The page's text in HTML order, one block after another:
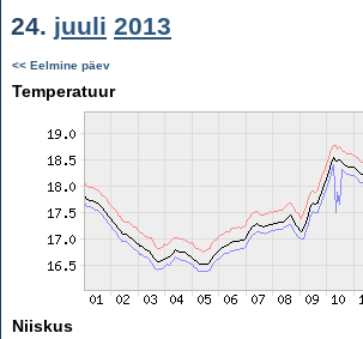
24. juuli 2013
<< Eelmine päev
Temperatuur
Niiskus